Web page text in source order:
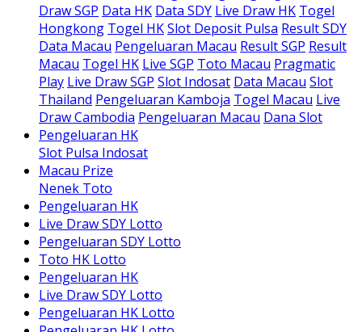
Draw SGP Data HK Data SDY Live Draw HK Togel
Hongkong Togel HKSlot Deposit Pulsa Result SDY
Data Macau Pengeluaran Macau Result SGP Result
Macau Togel HK Live SGP Toto Macau Pragmatic
Play Live Draw SGP Slot Indosat Data Macau Slot
Thailand Pengeluaran Kamboja Togel Macau Live
Draw Cambodia Pengeluaran Macau Dana Slot
Pengeluaran HK
Slot Pulsa Indosat
Macau Prize
Nenek Toto
Pengeluaran HK
Live Draw SDY Lotto
Pengeluaran SDY Lotto
Toto HK Lotto
Pengeluaran HK
Live Draw SDY Lotto
Pengeluaran HK Lotto